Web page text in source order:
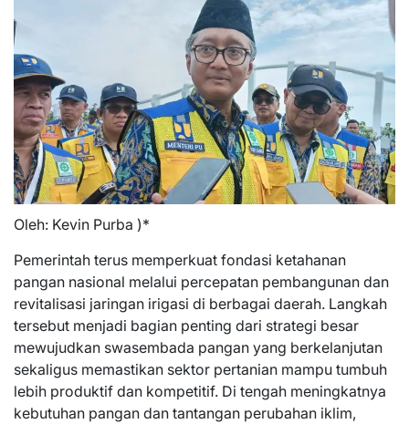
Oleh: Kevin Purba )*
Pemerintah terus memperkuat fondasi ketahanan
pangan nasional melalui percepatan pembangunan dan
revitalisasi jaringan irigasi di berbagai daerah. Langkah
tersebut menjadi bagian penting dari strategi besar
mewujudkan swasembada pangan yang berkelanjutan
sekaligus memastikan sektor pertanian mampu tumbuh
lebih produktif dan kompetitif. Di tengah meningkatnya
kebutuhan pangan dan tantangan perubahan iklim,